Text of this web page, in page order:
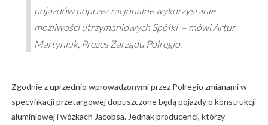
pojazdów poprzez racjonalne wykorzystanie
możliwości utrzymaniowych Spółki – mówi Artur
Martyniuk, Prezes Zarządu Polregio.
Zgodnie z uprzednio wprowadzonymi przez Polregio zmianami w
specyfikacji przetargowej dopuszczone będą pojazdy o konstrukcji
aluminiowej i wózkach Jacobsa. Jednak producenci, którzy